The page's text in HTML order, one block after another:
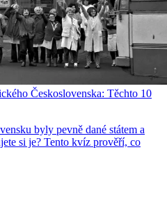
Československa: Těchto 10
byly pevně dané státem a
si je? Tento kvíz prověří, co